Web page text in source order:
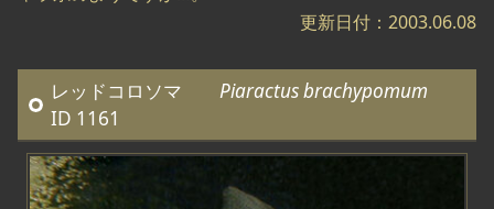
更新日付：2003.06.08
レッドコロソマ Piaractus brachypomum
ID 1161